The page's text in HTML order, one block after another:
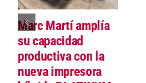
Marc Martí amplía
su capacidad
productiva con la
nueva impresora